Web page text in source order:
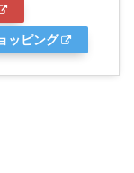
ッピング